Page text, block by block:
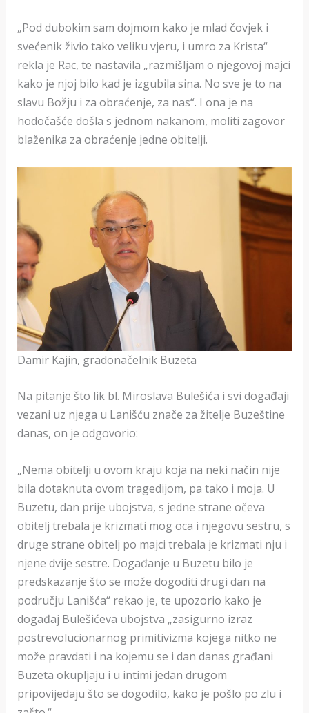
„Pod dubokim sam dojmom kako je mlad čovjek i
svećenik živio tako veliku vjeru, i umro za Krista“
rekla je Rac, te nastavila „razmišljam o njegovoj majci
kako je njoj bilo kad je izgubila sina. No sve je to na
slavu Božju i za obraćenje, za nas“. I ona je na
hodočašće došla s jednom nakanom, moliti zagovor
blaženika za obraćenje jedne obitelji.
Damir Kajin, gradonačelnik Buzeta
Na pitanje što lik bl. Miroslava Bulešića i svi događaji
vezani uz njega u Lanišću znače za žitelje Buzeštine
danas, on je odgovorio:
„Nema obitelji u ovom kraju koja na neki način nije
bila dotaknuta ovom tragedijom, pa tako i moja. U
Buzetu, dan prije ubojstva, s jedne strane očeva
obitelj trebala je krizmati mog oca i njegovu sestru, s
druge strane obitelj po majci trebala je krizmati nju i
njene dvije sestre. Događanje u Buzetu bilo je
predskazanje što se može dogoditi drugi dan na
području Lanišća“ rekao je, te upozorio kako je
događaj Bulešićeva ubojstva „zasigurno izraz
postrevolucionarnog primitivizma kojega nitko ne
može pravdati i na kojemu se i dan danas građani
Buzeta okupljaju i u intimi jedan drugom
pripovijedaju što se dogodilo, kako je pošlo po zlu i